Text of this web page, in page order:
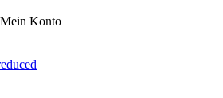
Mein Konto